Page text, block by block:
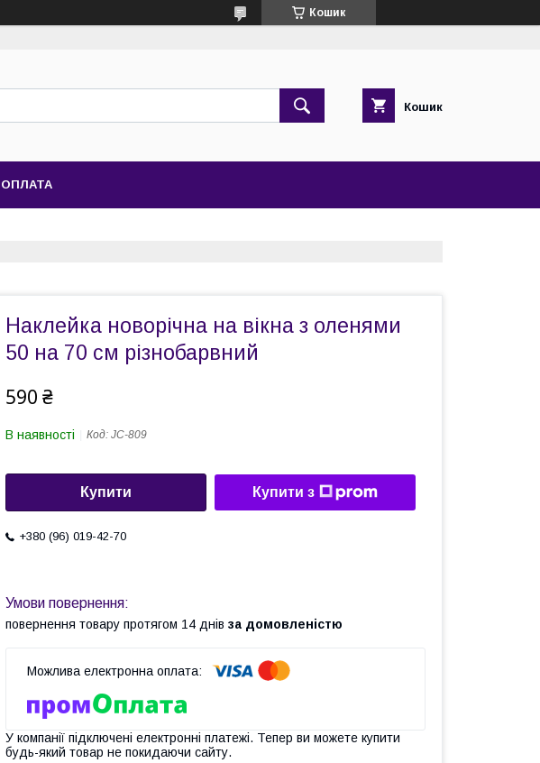
Кошик
Кошик
Наклейка новорічна на вікна з оленями
50 на 70 см різнобарвний
590 ₴
В наявності Код: JC-809
Купити Купити з
+380 (96) 019-42-70
повернення товару протягом 14 днів за домовленістю
У компанії підключені електронні платежі. Тепер ви можете купити
будь-який товар не покидаючи сайту.